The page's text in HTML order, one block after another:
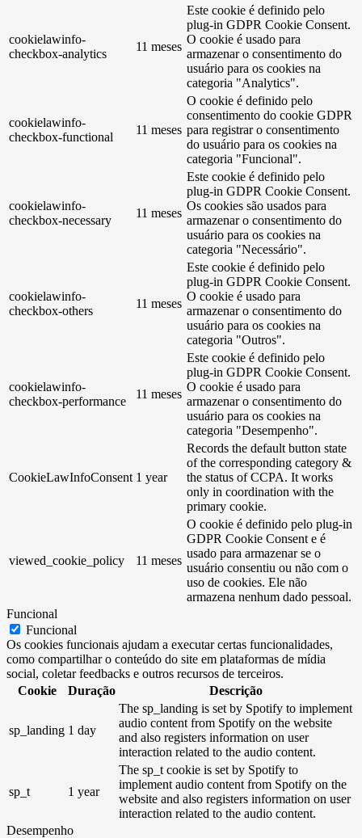
cookielawinfo-
checkbox-analytics
11 meses
Este cookie é definido pelo
plug-in GDPR Cookie Consent.
O cookie é usado para
armazenar o consentimento do
usuário para os cookies na
categoria "Analytics".
cookielawinfo-
checkbox-functional
11 meses
O cookie é definido pelo
consentimento do cookie GDPR
para registrar o consentimento
do usuário para os cookies na
categoria "Funcional".
cookielawinfo-
checkbox-necessary
11 meses
Este cookie é definido pelo
plug-in GDPR Cookie Consent.
Os cookies são usados ​​para
armazenar o consentimento do
usuário para os cookies na
categoria "Necessário".
cookielawinfo-
checkbox-others
11 meses
Este cookie é definido pelo
plug-in GDPR Cookie Consent.
O cookie é usado para
armazenar o consentimento do
usuário para os cookies na
categoria "Outros".
cookielawinfo-
checkbox-performance
11 meses
Este cookie é definido pelo
plug-in GDPR Cookie Consent.
O cookie é usado para
armazenar o consentimento do
usuário para os cookies na
categoria "Desempenho".
CookieLawInfoConsent 1 year
Records the default button state
of the corresponding category &
the status of CCPA. It works
only in coordination with the
primary cookie.
viewed_cookie_policy 11 meses
O cookie é definido pelo plug-in
GDPR Cookie Consent e é
usado para armazenar se o
usuário consentiu ou não com o
uso de cookies. Ele não
armazena nenhum dado pessoal.
Funcional
Funcional
Os cookies funcionais ajudam a executar certas funcionalidades,
como compartilhar o conteúdo do site em plataformas de mídia
social, coletar feedbacks e outros recursos de terceiros.
Cookie
Duração Descrição
sp_landing 1 day
The sp_landing is set by Spotify to implement
audio content from Spotify on the website
and also registers information on user
interaction related to the audio content.
sp_t 1 year
The sp_t cookie is set by Spotify to
implement audio content from Spotify on the
website and also registers information on user
interaction related to the audio content.
Desempenho